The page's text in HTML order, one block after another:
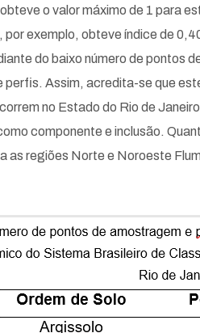
o valor máximo de 1 para
por exemplo, obteve índice de
do baixo número de pontos
Assim, acredita-se que
no Estado do Rio de
componente e inclusão.
as regiões Norte e Noroeste